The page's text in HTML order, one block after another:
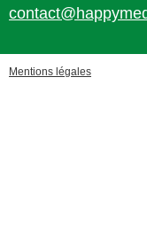
Mentions légales